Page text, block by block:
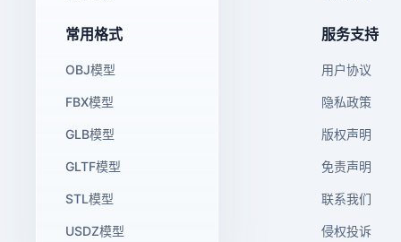
常用格式
OBJ模型
FBX模型
GLB模型
GLTF模型
STL模型
USDZ模型
服务支持
用户协议
隐私政策
版权声明
免责声明
联系我们
侵权投诉